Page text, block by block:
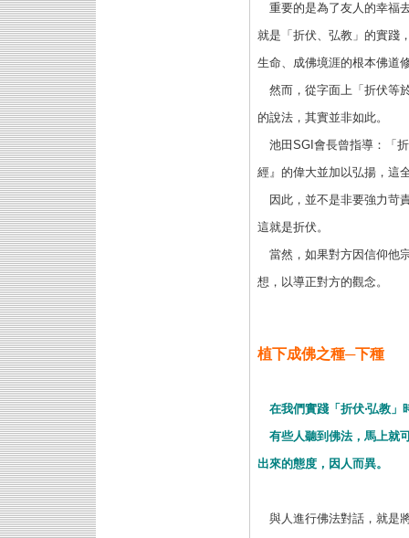
重要的是為了友人的幸福
就是「折伏、弘教」的實踐
生命、成佛境涯的根本佛道
然而，從字面上「折伏等
的說法，其實並非如此。
池田SGI會長曾指導：「
經』的偉大並加以弘揚，這
因此，並不是非要強力苛
這就是折伏。
當然，如果對方因信仰他
想，以導正對方的觀念。
植下成佛之種─下種
在我們實踐「折伏‧弘教
有些人聽到佛法，馬上就
出來的態度，因人而異。
與人進行佛法對話，就是